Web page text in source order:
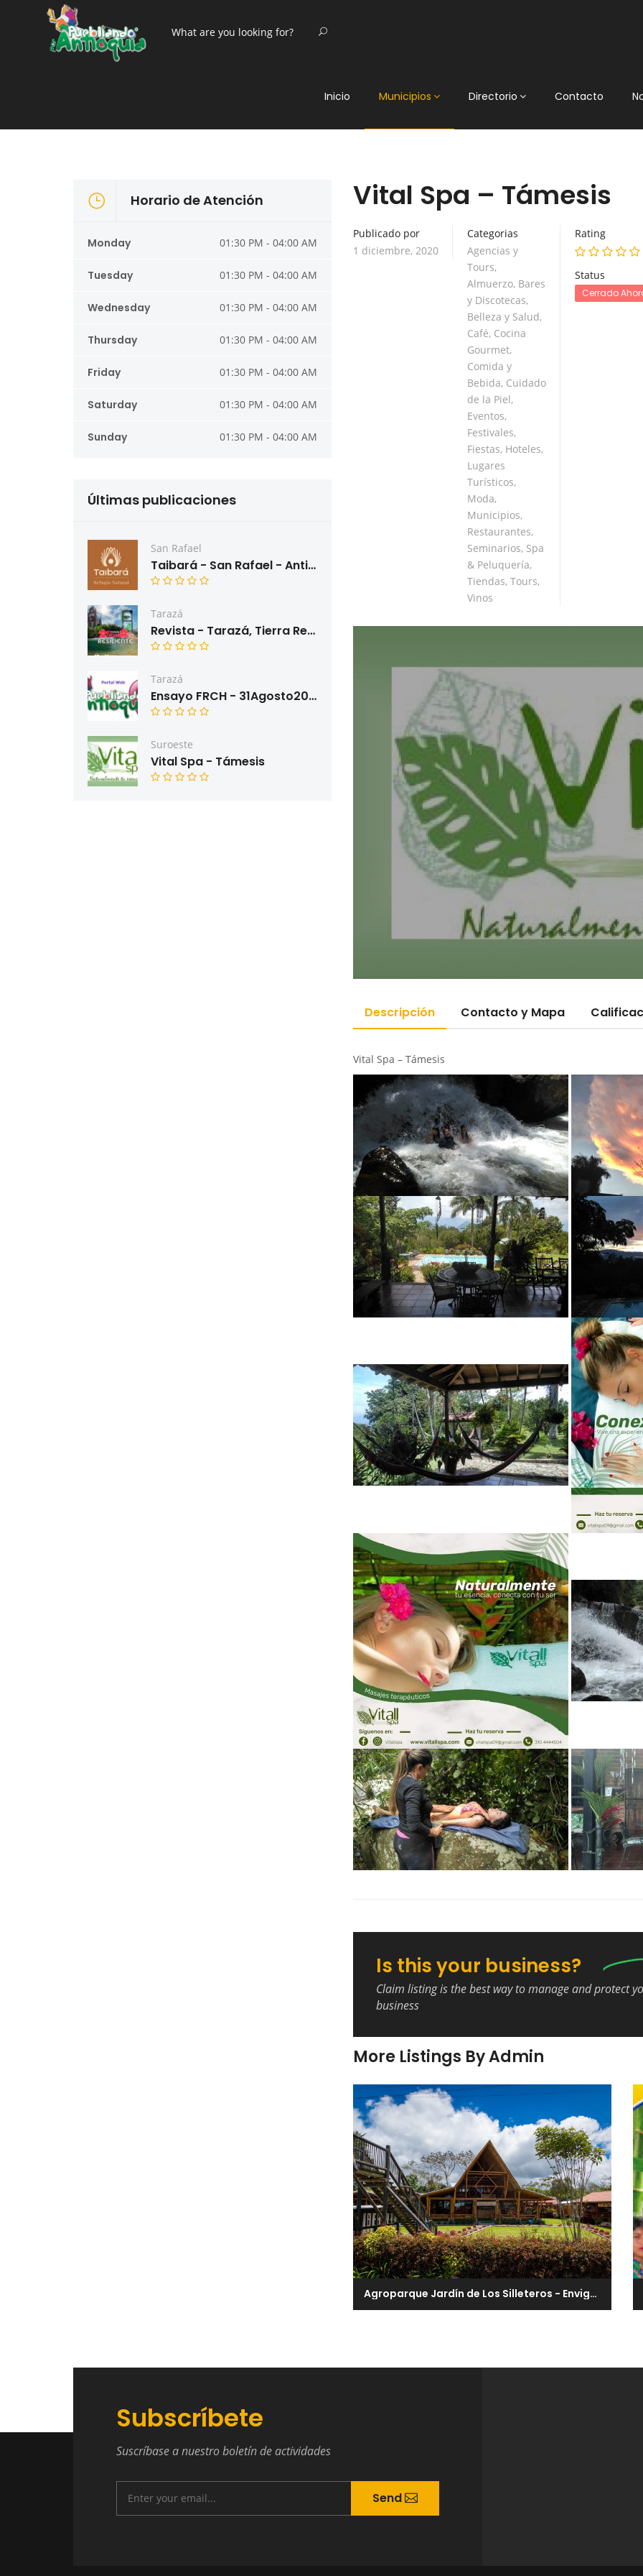
Inicio Municipios Directorio Contacto
Vital Spa – Támesis
Publicado por
1 diciembre, 2020
Categorias
Agencias y
Tours,
Almuerzo, Bares
y Discotecas,
Belleza y Salud,
Café, Cocina
Gourmet,
Comida y
Bebida, Cuidado
de la Piel,
Eventos,
Festivales,
Fiestas, Hoteles,
Lugares
Turísticos,
Moda,
Municipios,
Restaurantes,
Seminarios, Spa
& Peluquería,
Tiendas, Tours,
Vinos
Rating
Status
Cerrado
Descripción Contacto y Mapa
Vital Spa – Támesis
Is this your business?
Claim listing is the best way to manage and protect
business
More Listings By Admin
Agroparque Jardín de Los Silleteros - Envigado
Horario de Atención
Monday 01:30 PM - 04:00 AM
Tuesday 01:30 PM - 04:00 AM
Wednesday 01:30 PM - 04:00 AM
Thursday 01:30 PM - 04:00 AM
Friday 01:30 PM - 04:00 AM
Saturday 01:30 PM - 04:00 AM
Sunday 01:30 PM - 04:00 AM
Últimas publicaciones
San Rafael
Taibará - San Rafael - Antioquia
Tarazá
Revista - Tarazá, Tierra Resiliente
Tarazá
Ensayo FRCH - 31Agosto2022
Suroeste
Vital Spa - Támesis
Subscríbete
Suscríbase a nuestro boletín de actividades
Send